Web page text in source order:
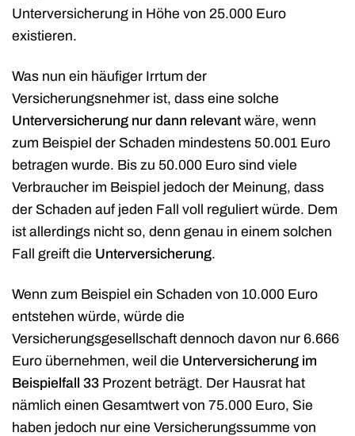
Unterversicherung in Höhe von 25.000 Euro
existieren.
Was nun ein häufiger Irrtum der
Versicherungsnehmer ist, dass eine solche
Unterversicherung nur dann relevant wäre, wenn
zum Beispiel der Schaden mindestens 50.001 Euro
betragen wurde. Bis zu 50.000 Euro sind viele
Verbraucher im Beispiel jedoch der Meinung, dass
der Schaden auf jeden Fall voll reguliert würde. Dem
ist allerdings nicht so, denn genau in einem solchen
Fall greift die Unterversicherung.
Wenn zum Beispiel ein Schaden von 10.000 Euro
entstehen würde, würde die
Versicherungsgesellschaft dennoch davon nur 6.666
Euro übernehmen, weil die Unterversicherung im
Beispielfall 33 Prozent beträgt. Der Hausrat hat
nämlich einen Gesamtwert von 75.000 Euro, Sie
haben jedoch nur eine Versicherungssumme von